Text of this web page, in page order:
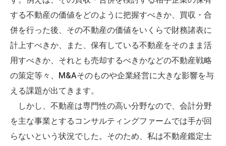
する不動産の価値をどのように把握すべきか、買収・合
併を行った後、その不動産の価値をいくらで財務諸表に
計上すべきか、また、保有している不動産をそのまま活
用すべきか、それとも売却するべきかなどの不動産戦略
の策定等々、M&Aそのものや企業経営に大きな影響を与
える課題が出てきます。
しかし、不動産は専門性の高い分野なので、会計分野
を主な事業とするコンサルティングファームでは手が回
らないという状況でした。そのため、私は不動産鑑定士